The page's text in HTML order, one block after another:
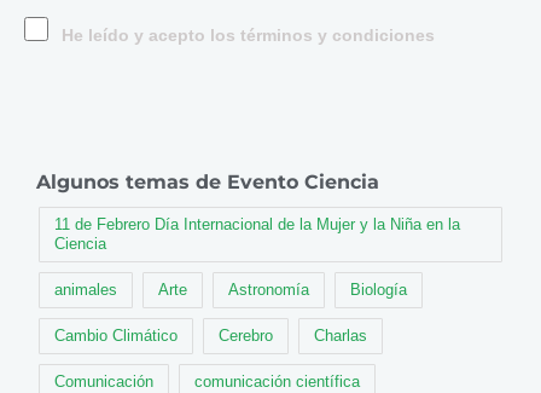
He leído y acepto los términos y condiciones
Algunos temas de Evento Ciencia
11 de Febrero Día Internacional de la Mujer y la Niña en la
Ciencia
animales Arte Astronomía Biología
Cambio Climático Cerebro Charlas
Comunicación comunicación científica